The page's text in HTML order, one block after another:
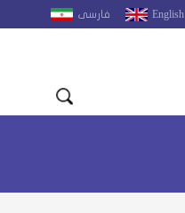
English فارسى